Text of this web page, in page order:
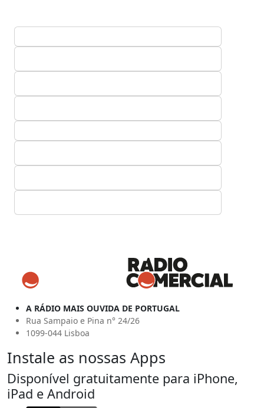
A RÁDIO MAIS OUVIDA DE PORTUGAL
Rua Sampaio e Pina n° 24/26
1099-044 Lisboa
Instale as nossas Apps
Disponível gratuitamente para iPhone,
iPad e Android